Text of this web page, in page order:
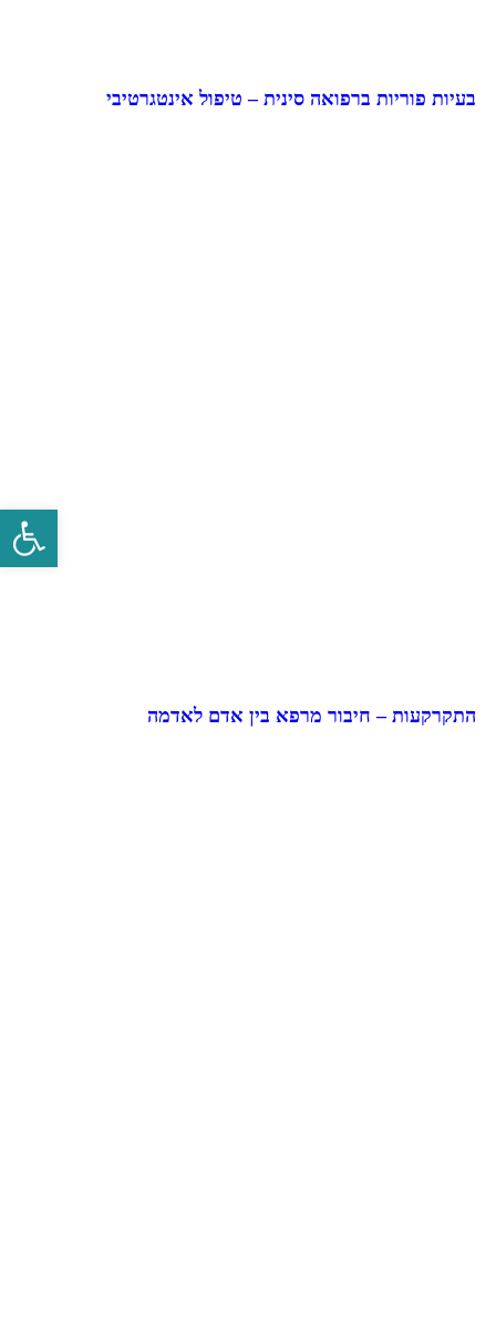
בעיות פוריות ברפואה סינית – טיפול אינטגרטיבי
התקרקעות – חיבור מרפא בין אדם לאדמה
פתח